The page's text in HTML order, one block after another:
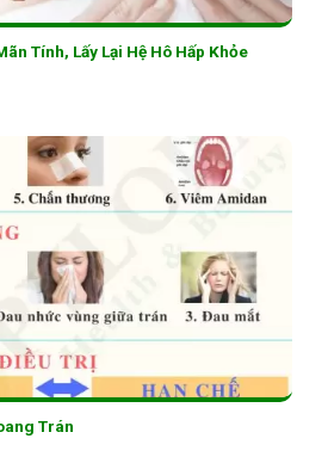
Tính, Lấy Lại Hệ Hô Hấp Khỏe
Trán